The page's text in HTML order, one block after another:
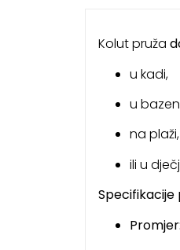
Kolut pruža
u kadi,
u
na plaži,
ili u
Specifikacije
Promjer: